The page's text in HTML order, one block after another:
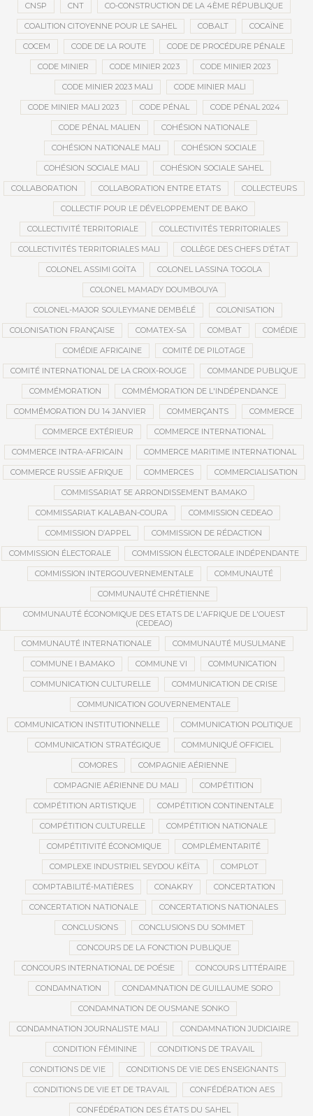
CNSP CNT CO-CONSTRUCTION DE LA 4ÈME RÉPUBLIQUE
COALITION CITOYENNE POUR LE SAHEL COBALT COCAÏNE
COCEM CODE DE LA ROUTE CODE DE PROCÉDURE PÉNALE
CODE MINIER CODE MINIER 2023 CODE MINIER 2023
CODE MINIER 2023 MALI CODE MINIER MALI
CODE MINIER MALI 2023 CODE PÉNAL CODE PÉNAL 2024
CODE PÉNAL MALIEN COHÉSION NATIONALE
COHÉSION NATIONALE MALI COHÉSION SOCIALE
COHÉSION SOCIALE MALI COHÉSION SOCIALE SAHEL
COLLABORATION COLLABORATION ENTRE ETATS COLLECTEURS
COLLECTIF POUR LE DÉVELOPPEMENT DE BAKO
COLLECTIVITÉ TERRITORIALE COLLECTIVITÉS TERRITORIALES
COLLECTIVITÉS TERRITORIALES MALI COLLÈGE DES CHEFS D’ÉTAT
COLONEL ASSIMI GOÏTA COLONEL LASSINA TOGOLA
COLONEL MAMADY DOUMBOUYA
COLONEL-MAJOR SOULEYMANE DEMBÉLÉ COLONISATION
COLONISATION FRANÇAISE COMATEX-SA COMBAT COMÉDIE
COMÉDIE AFRICAINE COMITÉ DE PILOTAGE
COMITÉ INTERNATIONAL DE LA CROIX-ROUGE COMMANDE PUBLIQUE
COMMÉMORATION COMMÉMORATION DE L'INDÉPENDANCE
COMMÉMORATION DU 14 JANVIER COMMERÇANTS COMMERCE
COMMERCE EXTÉRIEUR COMMERCE INTERNATIONAL
COMMERCE INTRA-AFRICAIN COMMERCE MARITIME INTERNATIONAL
COMMERCE RUSSIE AFRIQUE COMMERCES COMMERCIALISATION
COMMISSARIAT 5E ARRONDISSEMENT BAMAKO
COMMISSARIAT KALABAN-COURA COMMISSION CEDEAO
COMMISSION D’APPEL COMMISSION DE RÉDACTION
COMMISSION ÉLECTORALE COMMISSION ÉLECTORALE INDÉPENDANTE
COMMISSION INTERGOUVERNEMENTALE COMMUNAUTÉ
COMMUNAUTÉ CHRÉTIENNE
COMMUNAUTÉ ÉCONOMIQUE DES ETATS DE L'AFRIQUE DE L'OUEST
(CEDEAO)
COMMUNAUTÉ INTERNATIONALE COMMUNAUTÉ MUSULMANE
COMMUNE I BAMAKO COMMUNE VI COMMUNICATION
COMMUNICATION CULTURELLE COMMUNICATION DE CRISE
COMMUNICATION GOUVERNEMENTALE
COMMUNICATION INSTITUTIONNELLE COMMUNICATION POLITIQUE
COMMUNICATION STRATÉGIQUE COMMUNIQUÉ OFFICIEL
COMORES COMPAGNIE AÉRIENNE
COMPAGNIE AÉRIENNE DU MALI COMPÉTITION
COMPÉTITION ARTISTIQUE COMPÉTITION CONTINENTALE
COMPÉTITION CULTURELLE COMPÉTITION NATIONALE
COMPÉTITIVITÉ ÉCONOMIQUE COMPLÉMENTARITÉ
COMPLEXE INDUSTRIEL SEYDOU KÉÏTA COMPLOT
COMPTABILITÉ-MATIÈRES CONAKRY CONCERTATION
CONCERTATION NATIONALE CONCERTATIONS NATIONALES
CONCLUSIONS CONCLUSIONS DU SOMMET
CONCOURS DE LA FONCTION PUBLIQUE
CONCOURS INTERNATIONAL DE POÉSIE CONCOURS LITTÉRAIRE
CONDAMNATION CONDAMNATION DE GUILLAUME SORO
CONDAMNATION DE OUSMANE SONKO
CONDAMNATION JOURNALISTE MALI CONDAMNATION JUDICIAIRE
CONDITION FÉMININE CONDITIONS DE TRAVAIL
CONDITIONS DE VIE CONDITIONS DE VIE DES ENSEIGNANTS
CONDITIONS DE VIE ET DE TRAVAIL CONFÉDÉRATION AES
CONFÉDÉRATION DES ÉTATS DU SAHEL